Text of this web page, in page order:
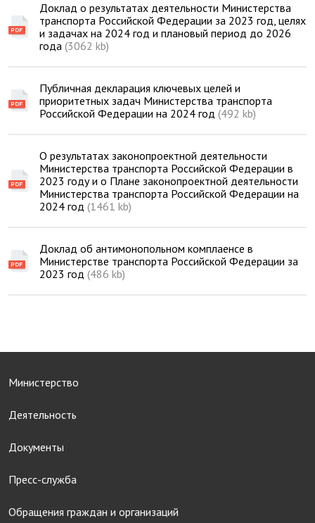
Доклад о результатах деятельности Министерства
транспорта Российской Федерации за 2023 год, целях
и задачах на 2024 год и плановый период до 2026
года (3062 kb)
Публичная декларация ключевых целей и
приоритетных задач Министерства транспорта
Российской Федерации на 2024 год (492 kb)
О результатах законопроектной деятельности
Министерства транспорта Российской Федерации в
2023 году и о Плане законопроектной деятельности
Министерства транспорта Российской Федерации на
2024 год (1461 kb)
Доклад об антимонопольном комплаенсе в
Министерстве транспорта Российской Федерации за
2023 год (486 kb)
Министерство
Деятельность
Документы
Пресс-служба
Обращения граждан и организаций